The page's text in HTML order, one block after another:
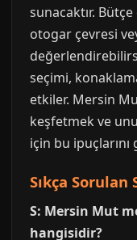
sunacaktır.
otogar çevresi
seçimi,
etkiler. Mersin
keşfetmek ve
için bu
Sıkça Sorulan
S: Mersin Mut
hangisidir?